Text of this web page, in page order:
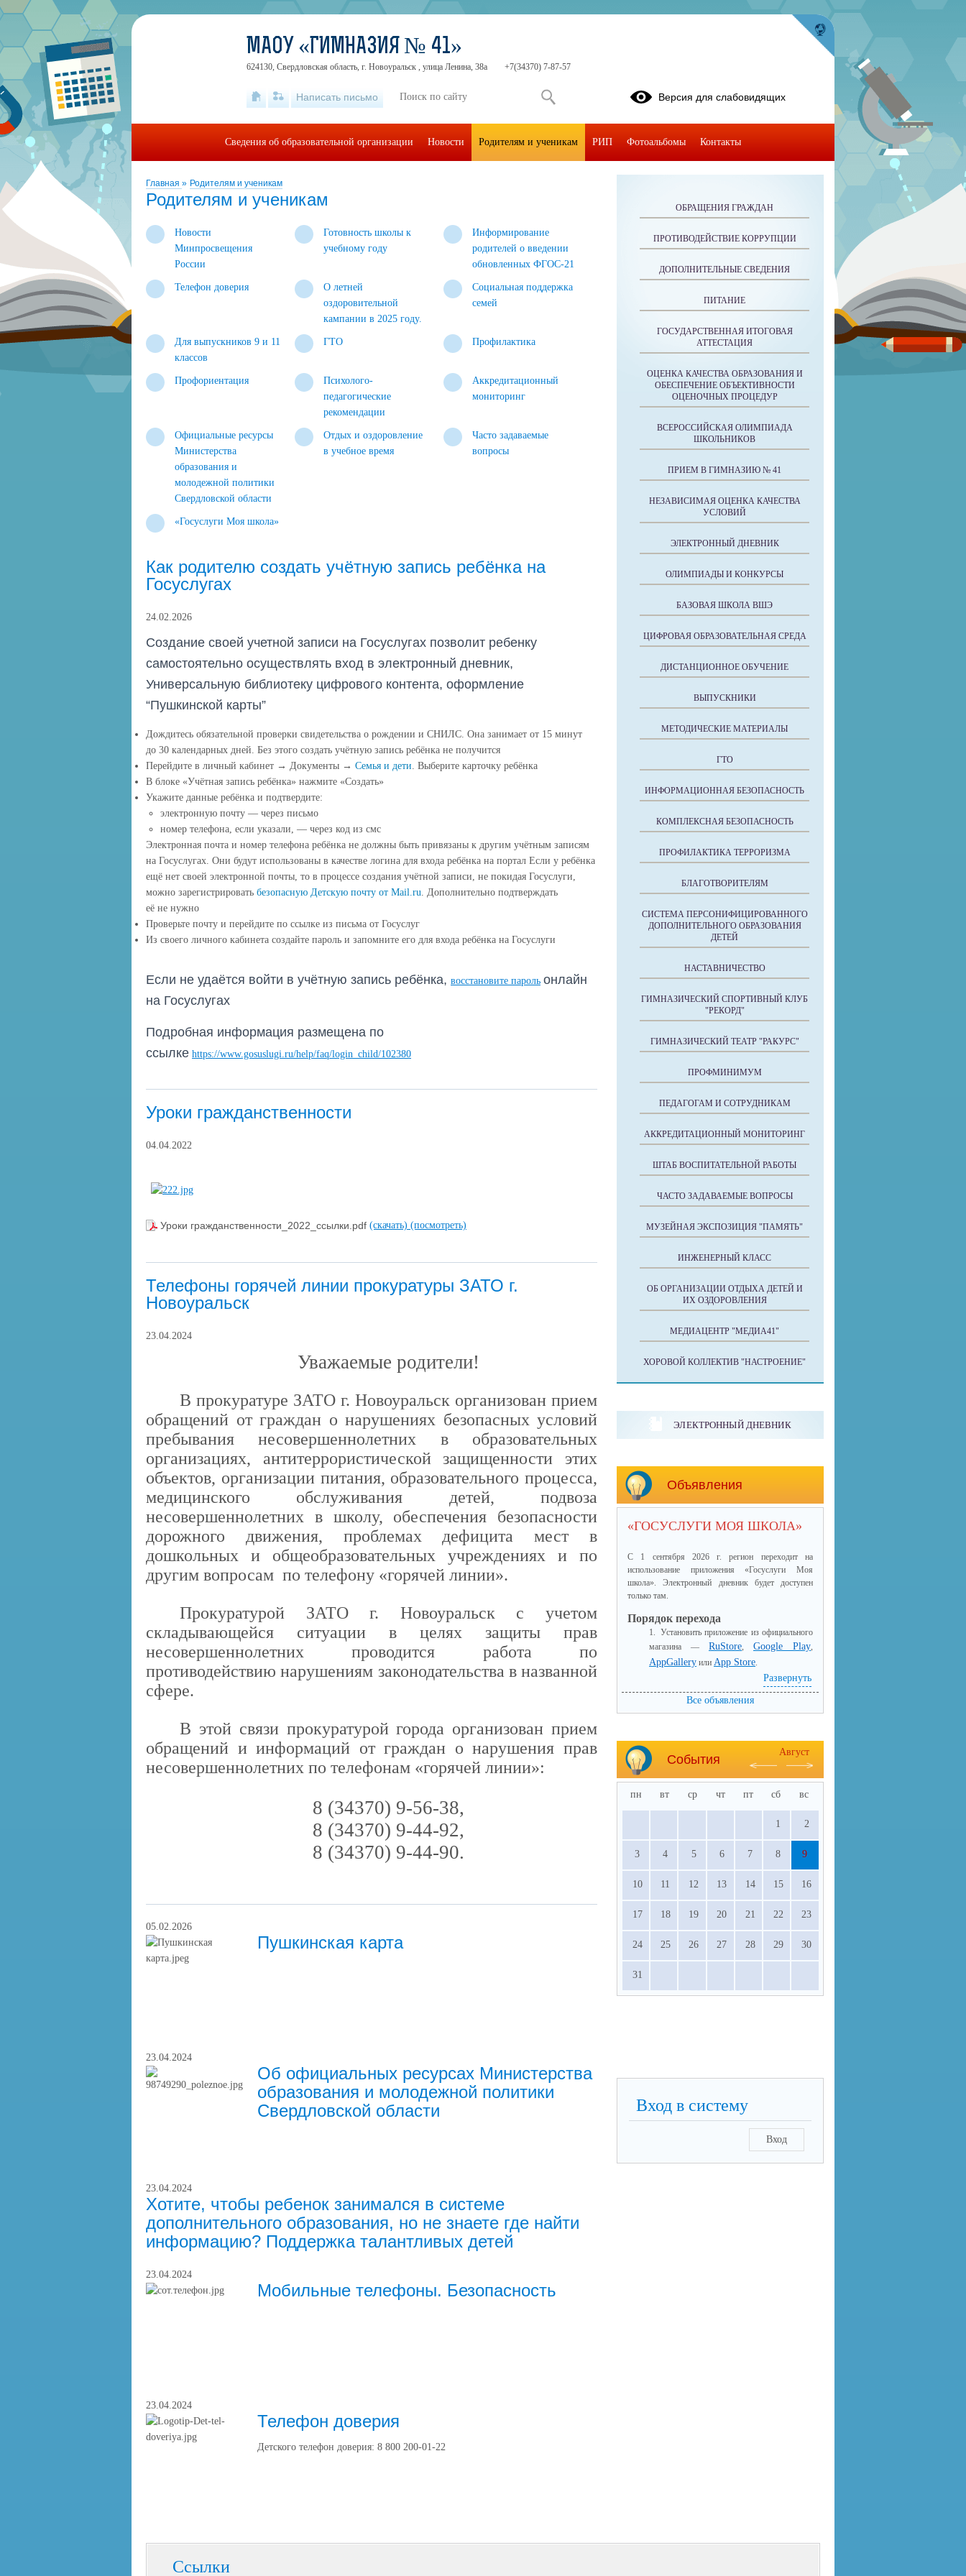
Главная » Родителям и ученикам
Родителям и ученикам
Новости
Минпросвещения
России
Готовность школы к
учебному году
Информирование
родителей о введении
обновленных ФГОС-21
Телефон доверия
О летней
оздоровительной
кампании в 2025 году.
Социальная поддержка
семей
Для выпускников 9 и 11
классов
ГТО Профилактика
Профориентация
Психолого-
педагогические
рекомендации
Аккредитационный
мониторинг
Официальные ресурсы
Министерства
образования и
молодежной политики
Свердловской области
Отдых и оздоровление
в учебное время
Часто задаваемые
вопросы
«Госуслуги Моя школа»
Как родителю создать учётную запись ребёнка на
Госуслугах
24.02.2026
Создание своей учетной записи на Госуслугах позволит ребенку
самостоятельно осуществлять вход в электронный дневник,
Универсальную библиотеку цифрового контента, оформление
“Пушкинской карты”
Дождитесь обязательной проверки свидетельства о рождении и СНИЛС. Она занимает от 15 минут
до 30 календарных дней. Без этого создать учётную запись ребёнка не получится
Перейдите в личный кабинет → Документы → Семья и дети. Выберите карточку ребёнка
В блоке «Учётная запись ребёнка» нажмите «Создать»
Укажите данные ребёнка и подтвердите:
электронную почту — через письмо
номер телефона, если указали, — через код из смс
Электронная почта и номер телефона ребёнка не должны быть привязаны к другим учётным записям
на Госуслугах. Они будут использованы в качестве логина для входа ребёнка на портал Если у ребёнка
ещё нет своей электронной почты, то в процессе создания учётной записи, не покидая Госуслуги,
можно зарегистрировать безопасную Детскую почту от Mail.ru. Дополнительно подтверждать
её не нужно
Проверьте почту и перейдите по ссылке из письма от Госуслуг
Из своего личного кабинета создайте пароль и запомните его для входа ребёнка на Госуслуги
Если не удаётся войти в учётную запись ребёнка, восстановите пароль онлайн
на Госуслугах
Подробная информация размещена по
ссылке https://www.gosuslugi.ru/help/faq/login_child/102380
Уроки гражданственности
04.04.2022
Уроки гражданственности_2022_ссылки.pdf (скачать) (посмотреть)
Телефоны горячей линии прокуратуры ЗАТО г.
Новоуральск
23.04.2024
Уважаемые родители!
В прокуратуре ЗАТО г. Новоуральск организован прием
обращений от граждан о нарушениях безопасных условий
пребывания несовершеннолетних в образовательных
организациях, антитеррористической защищенности этих
объектов, организации питания, образовательного процесса,
медицинского обслуживания детей, подвоза
несовершеннолетних в школу, обеспечения безопасности
дорожного движения, проблемах дефицита мест в
дошкольных и общеобразовательных учреждениях и по
другим вопросам по телефону «горячей линии».
Прокуратурой ЗАТО г. Новоуральск с учетом
складывающейся ситуации в целях защиты прав
несовершеннолетних проводится работа по
противодействию нарушениям законодательства в названной
сфере.
В этой связи прокуратурой города организован прием
обращений и информаций от граждан о нарушения прав
несовершеннолетних по телефонам «горячей линии»:
8 (34370) 9-56-38,
8 (34370) 9-44-92,
8 (34370) 9-44-90.
05.02.2026
Пушкинская карта
23.04.2024
Об официальных ресурсах Министерства
образования и молодежной политики
Свердловской области
23.04.2024
Хотите, чтобы ребенок занимался в системе
дополнительного образования, но не знаете где найти
информацию? Поддержка талантливых детей
23.04.2024
Мобильные телефоны. Безопасность
23.04.2024
Телефон доверия
Детского телефон доверия: 8 800 200-01-22
ОБРАЩЕНИЯ ГРАЖДАН
ПРОТИВОДЕЙСТВИЕ КОРРУПЦИИ
ДОПОЛНИТЕЛЬНЫЕ СВЕДЕНИЯ
ПИТАНИЕ
ГОСУДАРСТВЕННАЯ ИТОГОВАЯ
АТТЕСТАЦИЯ
ОЦЕНКА КАЧЕСТВА ОБРАЗОВАНИЯ И
ОБЕСПЕЧЕНИЕ ОБЪЕКТИВНОСТИ
ОЦЕНОЧНЫХ ПРОЦЕДУР
ВСЕРОССИЙСКАЯ ОЛИМПИАДА
ШКОЛЬНИКОВ
ПРИЕМ В ГИМНАЗИЮ № 41
НЕЗАВИСИМАЯ ОЦЕНКА КАЧЕСТВА
УСЛОВИЙ
ЭЛЕКТРОННЫЙ ДНЕВНИК
ОЛИМПИАДЫ И КОНКУРСЫ
БАЗОВАЯ ШКОЛА ВШЭ
ЦИФРОВАЯ ОБРАЗОВАТЕЛЬНАЯ СРЕДА
ДИСТАНЦИОННОЕ ОБУЧЕНИЕ
ВЫПУСКНИКИ
МЕТОДИЧЕСКИЕ МАТЕРИАЛЫ
ГТО
ИНФОРМАЦИОННАЯ БЕЗОПАСНОСТЬ
КОМПЛЕКСНАЯ БЕЗОПАСНОСТЬ
ПРОФИЛАКТИКА ТЕРРОРИЗМА
БЛАГОТВОРИТЕЛЯМ
СИСТЕМА ПЕРСОНИФИЦИРОВАННОГО
ДОПОЛНИТЕЛЬНОГО ОБРАЗОВАНИЯ
ДЕТЕЙ
НАСТАВНИЧЕСТВО
ГИМНАЗИЧЕСКИЙ СПОРТИВНЫЙ КЛУБ
"РЕКОРД"
ГИМНАЗИЧЕСКИЙ ТЕАТР "РАКУРС"
ПРОФМИНИМУМ
ПЕДАГОГАМ И СОТРУДНИКАМ
АККРЕДИТАЦИОННЫЙ МОНИТОРИНГ
ШТАБ ВОСПИТАТЕЛЬНОЙ РАБОТЫ
ЧАСТО ЗАДАВАЕМЫЕ ВОПРОСЫ
МУЗЕЙНАЯ ЭКСПОЗИЦИЯ "ПАМЯТЬ"
ИНЖЕНЕРНЫЙ КЛАСС
ОБ ОРГАНИЗАЦИИ ОТДЫХА ДЕТЕЙ И
ИХ ОЗДОРОВЛЕНИЯ
МЕДИАЦЕНТР "МЕДИА41"
ХОРОВОЙ КОЛЛЕКТИВ "НАСТРОЕНИЕ"
ЭЛЕКТРОННЫЙ ДНЕВНИК
Объявления
«ГОСУСЛУГИ МОЯ ШКОЛА»
С 1 сентября 2026 г. регион переходит на
использование приложения «Госуслуги Моя
школа». Электронный дневник будет доступен
только там.
Порядок перехода
1.
Установить приложение из официального
магазина — RuStore Google Play
AppGallery или App Store
Войти с логином и паролем от Госуслуг,
потребуетсяподтверждённая учётная
Дополнительная информация доступна
странице приложения на Госуслугах
Развернуть
Все объявления
События
Август
пн вт ср чт пт сб вс
1 2
3 4 5 6 7 8 9
10 11 12 13 14 15 16
17 18 19 20 21 22 23
24 25 26 27 28 29 30
31
Вход в систему
Вход
Ссылки
МАОУ «ГИМНАЗИЯ № 41»
624130, Свердловская область, г. Новоуральск , улица Ленина, 38а +7(34370) 7-87-57
Написать письмо Версия для слабовидящих
Сведения об образовательной организации Новости Родителям и ученикам РИП Фотоальбомы Контакты